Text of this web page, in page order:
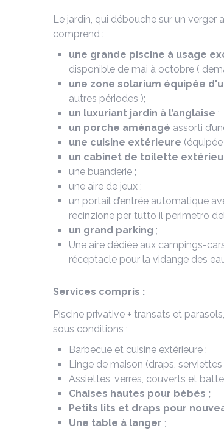
Le jardin, qui débouche sur un verger
comprend :
une grande piscine à usage
disponible de mai à octobre (
une zone solarium équipée
autres périodes );
un luxuriant jardin à l’anglaise ;
un porche aménagé assorti
une cuisine extérieure
un cabinet de toilette
une buanderie ;
une aire de jeux ;
un portail d’entrée automatique
recinzione per tutto il perimetro
un grand parking ;
Une aire dédiée aux campings-
réceptacle pour la vidange des
Services compris :
Piscine privative + transats et
sous conditions ;
Barbecue et cuisine extérieure ;
Linge de maison (draps,
Assiettes, verres, couverts et
Chaises hautes pour bébés ;
Petits lits et draps pour
Une table à langer ;